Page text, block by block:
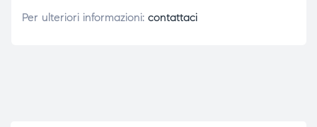
Per ulteriori informazioni: contattaci